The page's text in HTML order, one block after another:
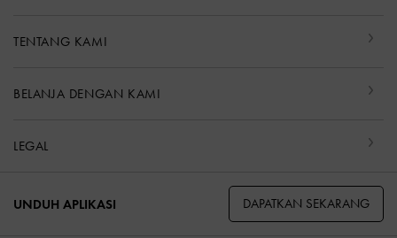
TENTANG KAMI
BELANJA DENGAN KAMI
LEGAL
UNDUH APLIKASI DAPATKAN SEKARANG